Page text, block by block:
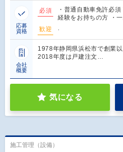
応募
資格
必須
・普通自動車免許必
経験をお持ちの方 ・
歓迎
.
会社
概要
1978年静岡県浜松市で創業
2018年度は戸建注文…
気になる
施工管理（設備）